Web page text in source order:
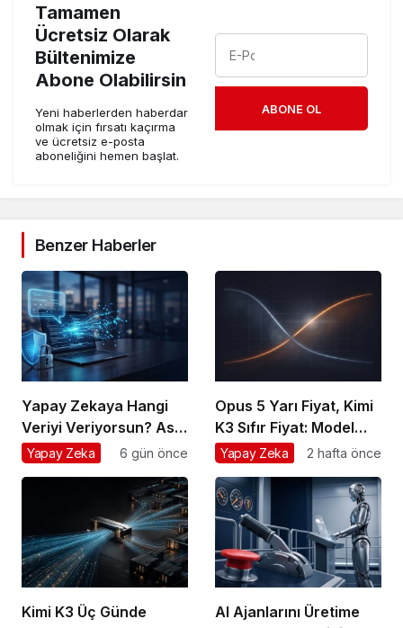
Tamamen
Ücretsiz Olarak
Bültenimize
Abone Olabilirsin
Yeni haberlerden haberdar
olmak için fırsatı kaçırma
ve ücretsiz e-posta
aboneliğini hemen başlat.
ABONE OL
Benzer Haberler
Yapay Zekaya Hangi
Veriyi Veriyorsun? Asıl
Risk Ürettiğin Değil,
Yapay Zeka 6 gün önce
Opus 5 Yarı Fiyat, Kimi
K3 Sıfır Fiyat: Model
Artık Rekabet Avantajın
Yapay Zeka 2 hafta önce
Kimi K3 Üç Günde
AI Ajanlarını Üretime